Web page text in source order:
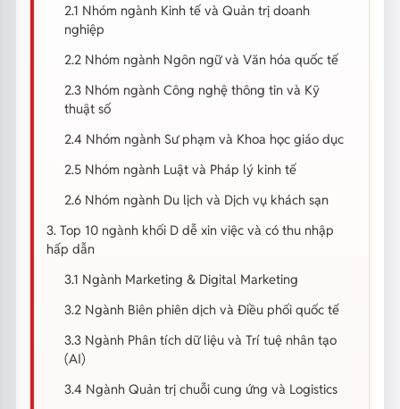
2.1 Nhóm ngành Kinh tế và Quản trị doanh
nghiệp
2.2 Nhóm ngành Ngôn ngữ và Văn hóa quốc tế
2.3 Nhóm ngành Công nghệ thông tin và Kỹ
thuật số
2.4 Nhóm ngành Sư phạm và Khoa học giáo dục
2.5 Nhóm ngành Luật và Pháp lý kinh tế
2.6 Nhóm ngành Du lịch và Dịch vụ khách sạn
3. Top 10 ngành khối D dễ xin việc và có thu nhập
hấp dẫn
3.1 Ngành Marketing & Digital Marketing
3.2 Ngành Biên phiên dịch và Điều phối quốc tế
3.3 Ngành Phân tích dữ liệu và Trí tuệ nhân tạo
(AI)
3.4 Ngành Quản trị chuỗi cung ứng và Logistics